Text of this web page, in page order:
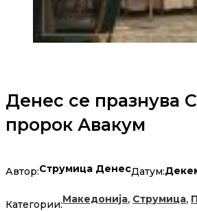
Денес се празнува
пророк Авакум
Автор:Струмица ДенесДатум:
Категории:Македонија, Струмица,